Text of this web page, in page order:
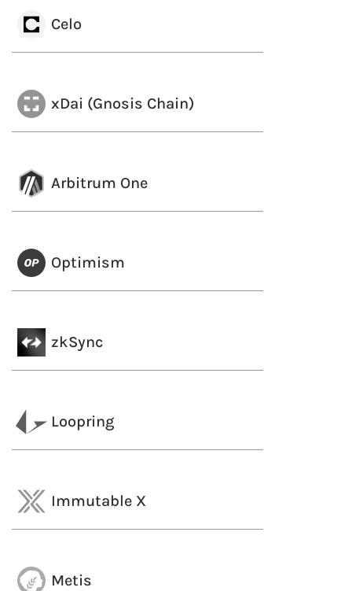
Celo
xDai (Gnosis Chain)
Arbitrum One
Optimism
zkSync
Loopring
Immutable X
Metis